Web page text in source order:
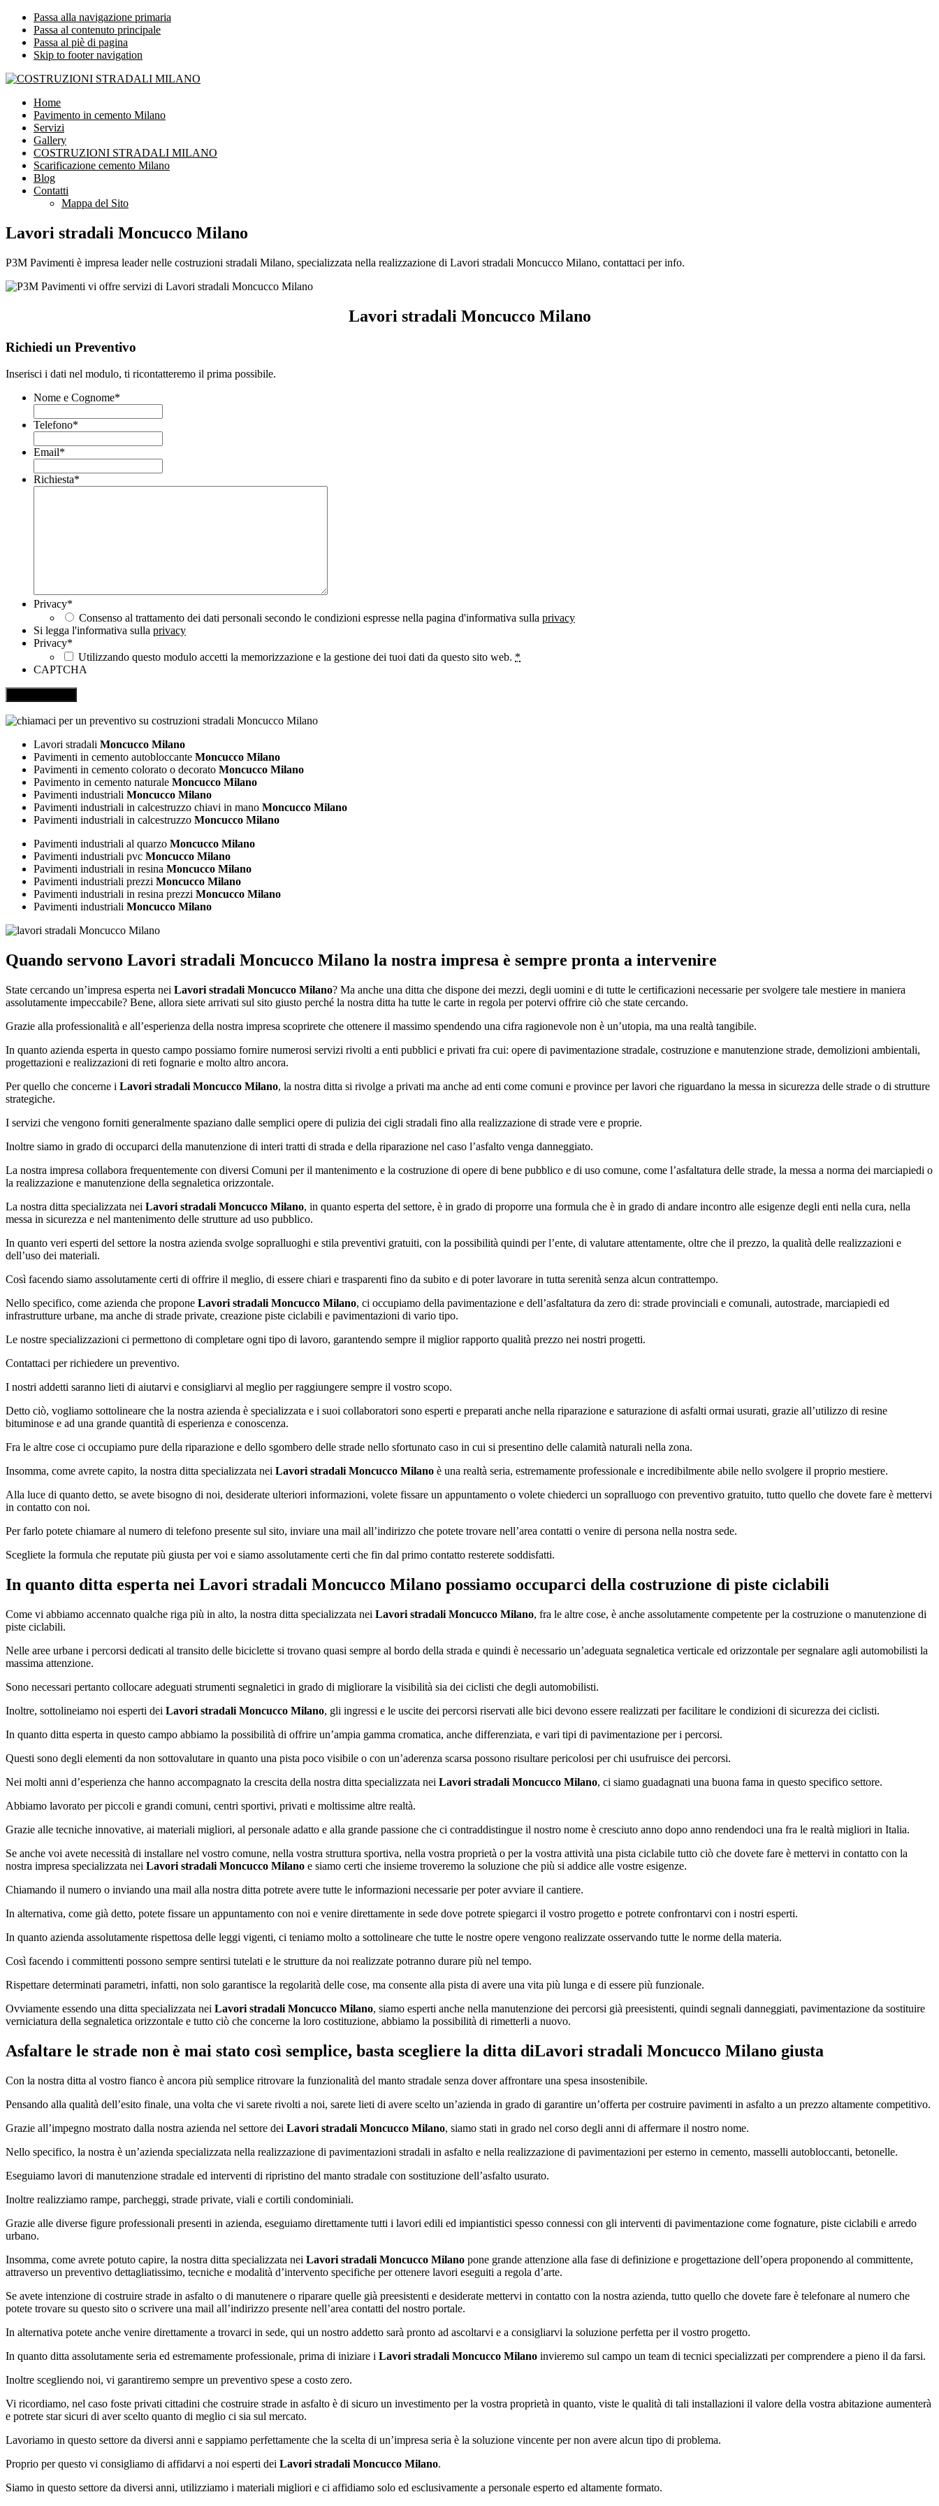
Passa alla navigazione primaria
Passa al contenuto principale
Passa al piè di pagina
Skip to footer navigation
COSTRUZIONI STRADALI MILANO
Impresa leader nelle costruzioni stradali Milano
Home
Pavimento in cemento Milano
Servizi
Gallery
COSTRUZIONI STRADALI MILANO
Scarificazione cemento Milano
Blog
Contatti
Mappa del Sito
Lavori stradali Moncucco Milano
P3M Pavimenti è impresa leader nelle costruzioni stradali Milano, specializzata nella realizzazione di Lavori stradali Moncucco Milano, contattaci per info.
Lavori stradali Moncucco Milano
Richiedi un Preventivo
Inserisci i dati nel modulo, ti ricontatteremo il prima possibile.
Nome e Cognome*
Telefono*
Email*
Richiesta*
Privacy*
Consenso al trattamento dei dati personali secondo le condizioni espresse nella pagina d'informativa sulla privacy
Si legga l'informativa sulla privacy
Privacy*
Utilizzando questo modulo accetti la memorizzazione e la gestione dei tuoi dati da questo sito web. *
CAPTCHA
Lavori stradali Moncucco Milano
Pavimenti in cemento autobloccante Moncucco Milano
Pavimenti in cemento colorato o decorato Moncucco Milano
Pavimento in cemento naturale Moncucco Milano
Pavimenti industriali Moncucco Milano
Pavimenti industriali in calcestruzzo chiavi in mano Moncucco Milano
Pavimenti industriali in calcestruzzo Moncucco Milano
Pavimenti industriali al quarzo Moncucco Milano
Pavimenti industriali pvc Moncucco Milano
Pavimenti industriali in resina Moncucco Milano
Pavimenti industriali prezzi Moncucco Milano
Pavimenti industriali in resina prezzi Moncucco Milano
Pavimenti industriali Moncucco Milano
Quando servono Lavori stradali Moncucco Milano la nostra impresa è sempre pronta a intervenire
State cercando un’impresa esperta nei Lavori stradali Moncucco Milano? Ma anche una ditta che dispone dei mezzi, degli uomini e di tutte le certificazioni necessarie per svolgere tale mestiere in maniera
assolutamente impeccabile? Bene, allora siete arrivati sul sito giusto perché la nostra ditta ha tutte le carte in regola per potervi offrire ciò che state cercando.
Grazie alla professionalità e all’esperienza della nostra impresa scoprirete che ottenere il massimo spendendo una cifra ragionevole non è un’utopia, ma una realtà tangibile.
In quanto azienda esperta in questo campo possiamo fornire numerosi servizi rivolti a enti pubblici e privati fra cui: opere di pavimentazione stradale, costruzione e manutenzione strade, demolizioni ambientali,
progettazioni e realizzazioni di reti fognarie e molto altro ancora.
Per quello che concerne i Lavori stradali Moncucco Milano, la nostra ditta si rivolge a privati ma anche ad enti come comuni e province per lavori che riguardano la messa in sicurezza delle strade o di strutture
strategiche.
I servizi che vengono forniti generalmente spaziano dalle semplici opere di pulizia dei cigli stradali fino alla realizzazione di strade vere e proprie.
Inoltre siamo in grado di occuparci della manutenzione di interi tratti di strada e della riparazione nel caso l’asfalto venga danneggiato.
La nostra impresa collabora frequentemente con diversi Comuni per il mantenimento e la costruzione di opere di bene pubblico e di uso comune, come l’asfaltatura delle strade, la messa a norma dei marciapiedi o
la realizzazione e manutenzione della segnaletica orizzontale.
La nostra ditta specializzata nei Lavori stradali Moncucco Milano, in quanto esperta del settore, è in grado di proporre una formula che è in grado di andare incontro alle esigenze degli enti nella cura, nella
messa in sicurezza e nel mantenimento delle strutture ad uso pubblico.
In quanto veri esperti del settore la nostra azienda svolge sopralluoghi e stila preventivi gratuiti, con la possibilità quindi per l’ente, di valutare attentamente, oltre che il prezzo, la qualità delle realizzazioni e
dell’uso dei materiali.
Così facendo siamo assolutamente certi di offrire il meglio, di essere chiari e trasparenti fino da subito e di poter lavorare in tutta serenità senza alcun contrattempo.
Nello specifico, come azienda che propone Lavori stradali Moncucco Milano, ci occupiamo della pavimentazione e dell’asfaltatura da zero di: strade provinciali e comunali, autostrade, marciapiedi ed
infrastrutture urbane, ma anche di strade private, creazione piste ciclabili e pavimentazioni di vario tipo.
Le nostre specializzazioni ci permettono di completare ogni tipo di lavoro, garantendo sempre il miglior rapporto qualità prezzo nei nostri progetti.
Contattaci per richiedere un preventivo.
I nostri addetti saranno lieti di aiutarvi e consigliarvi al meglio per raggiungere sempre il vostro scopo.
Detto ciò, vogliamo sottolineare che la nostra azienda è specializzata e i suoi collaboratori sono esperti e preparati anche nella riparazione e saturazione di asfalti ormai usurati, grazie all’utilizzo di resine
bituminose e ad una grande quantità di esperienza e conoscenza.
Fra le altre cose ci occupiamo pure della riparazione e dello sgombero delle strade nello sfortunato caso in cui si presentino delle calamità naturali nella zona.
Insomma, come avrete capito, la nostra ditta specializzata nei Lavori stradali Moncucco Milano è una realtà seria, estremamente professionale e incredibilmente abile nello svolgere il proprio mestiere.
Alla luce di quanto detto, se avete bisogno di noi, desiderate ulteriori informazioni, volete fissare un appuntamento o volete chiederci un sopralluogo con preventivo gratuito, tutto quello che dovete fare è mettervi
in contatto con noi.
Per farlo potete chiamare al numero di telefono presente sul sito, inviare una mail all’indirizzo che potete trovare nell’area contatti o venire di persona nella nostra sede.
Scegliete la formula che reputate più giusta per voi e siamo assolutamente certi che fin dal primo contatto resterete soddisfatti.
In quanto ditta esperta nei Lavori stradali Moncucco Milano possiamo occuparci della costruzione di piste ciclabili
Come vi abbiamo accennato qualche riga più in alto, la nostra ditta specializzata nei Lavori stradali Moncucco Milano, fra le altre cose, è anche assolutamente competente per la costruzione o manutenzione di
piste ciclabili.
Nelle aree urbane i percorsi dedicati al transito delle biciclette si trovano quasi sempre al bordo della strada e quindi è necessario un’adeguata segnaletica verticale ed orizzontale per segnalare agli automobilisti la
massima attenzione.
Sono necessari pertanto collocare adeguati strumenti segnaletici in grado di migliorare la visibilità sia dei ciclisti che degli automobilisti.
Inoltre, sottolineiamo noi esperti dei Lavori stradali Moncucco Milano, gli ingressi e le uscite dei percorsi riservati alle bici devono essere realizzati per facilitare le condizioni di sicurezza dei ciclisti.
In quanto ditta esperta in questo campo abbiamo la possibilità di offrire un’ampia gamma cromatica, anche differenziata, e vari tipi di pavimentazione per i percorsi.
Questi sono degli elementi da non sottovalutare in quanto una pista poco visibile o con un’aderenza scarsa possono risultare pericolosi per chi usufruisce dei percorsi.
Nei molti anni d’esperienza che hanno accompagnato la crescita della nostra ditta specializzata nei Lavori stradali Moncucco Milano, ci siamo guadagnati una buona fama in questo specifico settore.
Abbiamo lavorato per piccoli e grandi comuni, centri sportivi, privati e moltissime altre realtà.
Grazie alle tecniche innovative, ai materiali migliori, al personale adatto e alla grande passione che ci contraddistingue il nostro nome è cresciuto anno dopo anno rendendoci una fra le realtà migliori in Italia.
Se anche voi avete necessità di installare nel vostro comune, nella vostra struttura sportiva, nella vostra proprietà o per la vostra attività una pista ciclabile tutto ciò che dovete fare è mettervi in contatto con la
nostra impresa specializzata nei Lavori stradali Moncucco Milano e siamo certi che insieme troveremo la soluzione che più si addice alle vostre esigenze.
Chiamando il numero o inviando una mail alla nostra ditta potrete avere tutte le informazioni necessarie per poter avviare il cantiere.
In alternativa, come già detto, potete fissare un appuntamento con noi e venire direttamente in sede dove potrete spiegarci il vostro progetto e potrete confrontarvi con i nostri esperti.
In quanto azienda assolutamente rispettosa delle leggi vigenti, ci teniamo molto a sottolineare che tutte le nostre opere vengono realizzate osservando tutte le norme della materia.
Così facendo i committenti possono sempre sentirsi tutelati e le strutture da noi realizzate potranno durare più nel tempo.
Rispettare determinati parametri, infatti, non solo garantisce la regolarità delle cose, ma consente alla pista di avere una vita più lunga e di essere più funzionale.
Ovviamente essendo una ditta specializzata nei Lavori stradali Moncucco Milano, siamo esperti anche nella manutenzione dei percorsi già preesistenti, quindi segnali danneggiati, pavimentazione da sostituire
verniciatura della segnaletica orizzontale e tutto ciò che concerne la loro costituzione, abbiamo la possibilità di rimetterli a nuovo.
Asfaltare le strade non è mai stato così semplice, basta scegliere la ditta diLavori stradali Moncucco Milano giusta
Con la nostra ditta al vostro fianco è ancora più semplice ritrovare la funzionalità del manto stradale senza dover affrontare una spesa insostenibile.
Pensando alla qualità dell’esito finale, una volta che vi sarete rivolti a noi, sarete lieti di avere scelto un’azienda in grado di garantire un’offerta per costruire pavimenti in asfalto a un prezzo altamente competitivo.
Grazie all’impegno mostrato dalla nostra azienda nel settore dei Lavori stradali Moncucco Milano, siamo stati in grado nel corso degli anni di affermare il nostro nome.
Nello specifico, la nostra è un’azienda specializzata nella realizzazione di pavimentazioni stradali in asfalto e nella realizzazione di pavimentazioni per esterno in cemento, masselli autobloccanti, betonelle.
Eseguiamo lavori di manutenzione stradale ed interventi di ripristino del manto stradale con sostituzione dell’asfalto usurato.
Inoltre realizziamo rampe, parcheggi, strade private, viali e cortili condominiali.
Grazie alle diverse figure professionali presenti in azienda, eseguiamo direttamente tutti i lavori edili ed impiantistici spesso connessi con gli interventi di pavimentazione come fognature, piste ciclabili e arredo
urbano.
Insomma, come avrete potuto capire, la nostra ditta specializzata nei Lavori stradali Moncucco Milano pone grande attenzione alla fase di definizione e progettazione dell’opera proponendo al committente,
attraverso un preventivo dettagliatissimo, tecniche e modalità d’intervento specifiche per ottenere lavori eseguiti a regola d’arte.
Se avete intenzione di costruire strade in asfalto o di manutenere o riparare quelle già preesistenti e desiderate mettervi in contatto con la nostra azienda, tutto quello che dovete fare è telefonare al numero che
potete trovare su questo sito o scrivere una mail all’indirizzo presente nell’area contatti del nostro portale.
In alternativa potete anche venire direttamente a trovarci in sede, qui un nostro addetto sarà pronto ad ascoltarvi e a consigliarvi la soluzione perfetta per il vostro progetto.
In quanto ditta assolutamente seria ed estremamente professionale, prima di iniziare i Lavori stradali Moncucco Milano invieremo sul campo un team di tecnici specializzati per comprendere a pieno il da farsi.
Inoltre scegliendo noi, vi garantiremo sempre un preventivo spese a costo zero.
Vi ricordiamo, nel caso foste privati cittadini che costruire strade in asfalto è di sicuro un investimento per la vostra proprietà in quanto, viste le qualità di tali installazioni il valore della vostra abitazione aumenterà
e potrete star sicuri di aver scelto quanto di meglio ci sia sul mercato.
Lavoriamo in questo settore da diversi anni e sappiamo perfettamente che la scelta di un’impresa seria è la soluzione vincente per non avere alcun tipo di problema.
Proprio per questo vi consigliamo di affidarvi a noi esperti dei Lavori stradali Moncucco Milano.
Siamo in questo settore da diversi anni, utilizziamo i materiali migliori e ci affidiamo solo ed esclusivamente a personale esperto ed altamente formato.